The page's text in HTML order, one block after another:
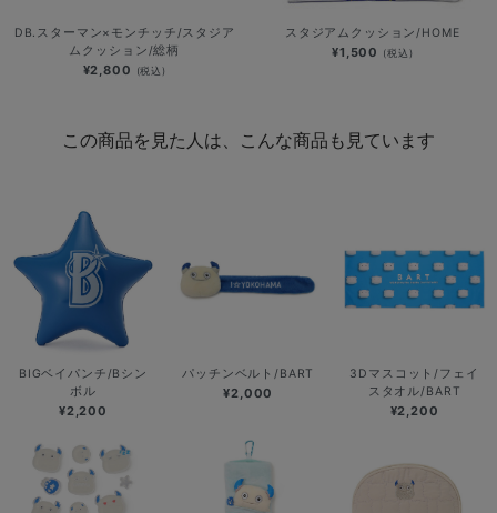
DB.スターマン×モンチッチ/スタジア
ムクッション/総柄
¥2,800 (税込)
スタジアムクッション/HOME
¥1,500 (税込)
この商品を見た人は、こんな商品も見ています
BIGベイパンチ/Bシン
ボル
¥2,200
パッチンベルト/BART
¥2,000
3Dマスコット/フェイ
スタオル/BART
¥2,200